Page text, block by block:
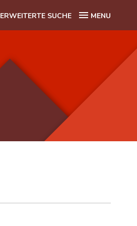
ERWEITERTE SUCHE MENU